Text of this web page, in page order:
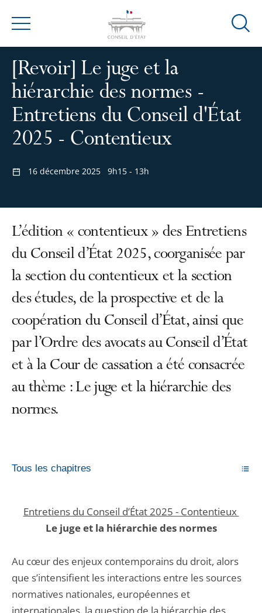
Menu
Ouvrir
[Revoir] Le juge et la
hiérarchie des normes -
Entretiens du Conseil d'État
2025 - Contentieux
16 décembre 2025 9h15 - 13h
L’édition « contentieux » des Entretiens
du Conseil d’État 2025, coorganisée par
la section du contentieux et la section
des études, de la prospective et de la
coopération du Conseil d’État, ainsi que
par l’Ordre des avocats au Conseil d’État
et à la Cour de cassation a été consacrée
au thème : Le juge et la hiérarchie des
normes.
Tous les chapitres
Entretiens du Conseil d’État 2025 - Contentieux
Le juge et la hiérarchie des normes
Au cœur des enjeux contemporains du droit, alors
que s’intensifient les interactions entre les sources
normatives nationales, européennes et